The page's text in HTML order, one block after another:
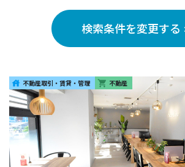
検索条件を変更する
house 不動産取引・賃貸・管理 shopping_cart 不動産